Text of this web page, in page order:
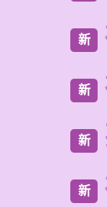
新
新
新
新